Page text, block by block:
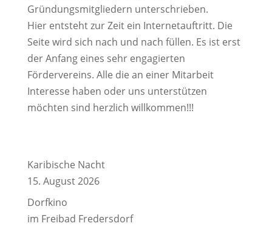
Gründungsmitgliedern unterschrieben.
Hier entsteht zur Zeit ein Internetauftritt. Die
Seite wird sich nach und nach füllen. Es ist erst
der Anfang eines sehr engagierten
Fördervereins. Alle die an einer Mitarbeit
Interesse haben oder uns unterstützen
möchten sind herzlich willkommen!!!
Karibische Nacht
15. August 2026
Dorfkino
im Freibad Fredersdorf